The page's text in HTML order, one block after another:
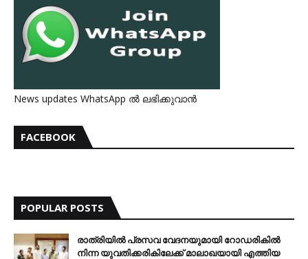
News updates WhatsApp ൽ ലഭിക്കുവാൻ
FACEBOOK
POPULAR POSTS
രാത്രിയില്‍ പ്രസവ വേദനയുമായി റോഡരികില്‍
നിന്ന യുവതിക്കരികിലേക്ക് മാലാഖയായി എത്തിയ